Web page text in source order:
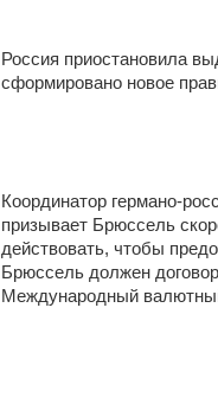
Россия приостановила
сформировано новое
Координатор германо-
призывает Брюссель
действовать, чтобы
Брюссель должен
Международный